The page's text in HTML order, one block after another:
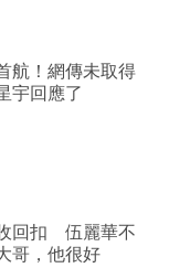
航！網傳未取得
宇回應了
回扣 伍麗華不
哥，他很好